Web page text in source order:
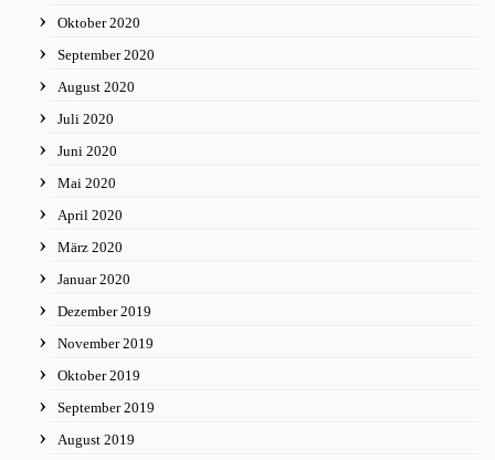
Oktober 2020
September 2020
August 2020
Juli 2020
Juni 2020
Mai 2020
April 2020
März 2020
Januar 2020
Dezember 2019
November 2019
Oktober 2019
September 2019
August 2019